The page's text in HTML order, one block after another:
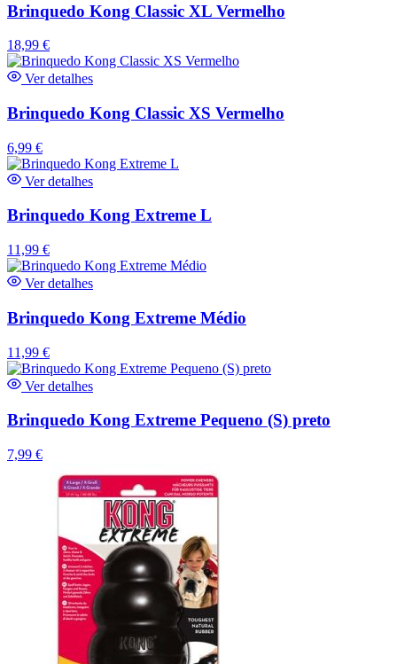
Brinquedo Kong Classic XL Vermelho
18,99 €
Ver detalhes
Brinquedo Kong Classic XS Vermelho
6,99 €
Ver detalhes
Brinquedo Kong Extreme L
11,99 €
Ver detalhes
Brinquedo Kong Extreme Médio
11,99 €
Ver detalhes
Brinquedo Kong Extreme Pequeno (S) preto
7,99 €